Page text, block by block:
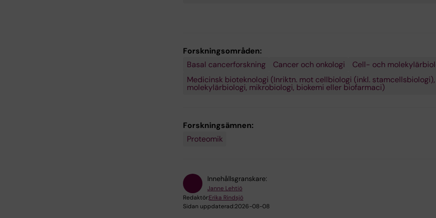
Forskningsområden:
Basal cancerforskning
Cancer och onkologi
Cell- och
Medicinsk bioteknologi (Inriktn. mot cellbiologi (inkl. stamcellsbiologi),
molekylärbiologi, mikrobiologi, biokemi eller biofarmaci)
Forskningsämnen:
Proteomik
Innehållsgranskare:
Janne Lehtiö
Redaktör:Erika Rindsjö
Sidan uppdaterad:2026-08-08